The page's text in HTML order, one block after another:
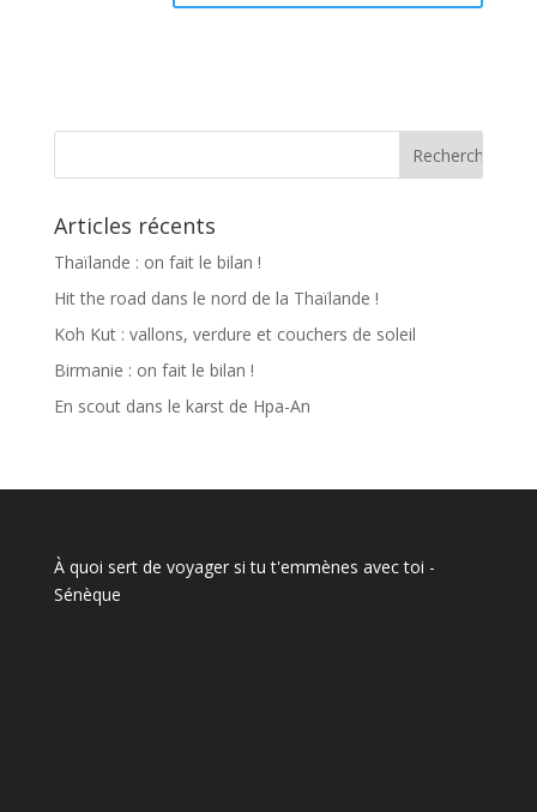
Articles récents
Thaïlande : on fait le bilan !
Hit the road dans le nord de la Thaïlande !
Koh Kut : vallons, verdure et couchers de soleil
Birmanie : on fait le bilan !
En scout dans le karst de Hpa-An
À quoi sert de voyager si tu t'emmènes avec toi -
Sénèque